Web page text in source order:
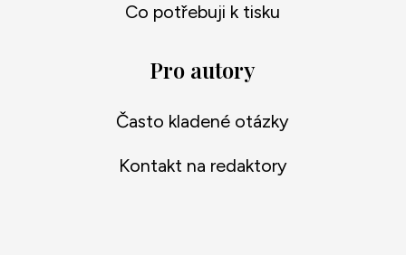
Co potřebuji k tisku
Pro autory
Často kladené otázky
Kontakt na redaktory